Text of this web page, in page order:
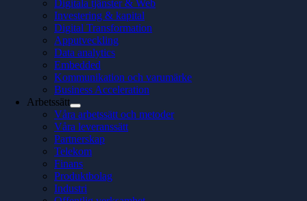
Digitala tjänster & Web
Investering & kapital
Digital Transformation
Apputveckling
Data analytics
Embedded
Kommunikation och varumärke
Business Acceleration
Arbetssätt
Våra arbetssätt och metoder
Våra leveranssätt
Partnerskap
Telekom
Finans
Produktbolag
Industri